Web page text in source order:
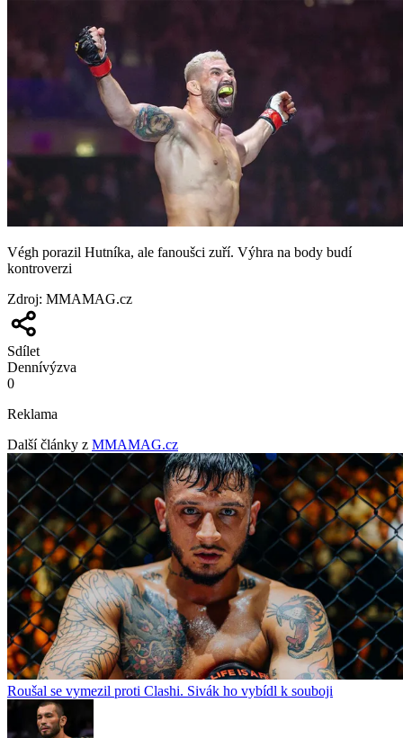
Végh porazil Hutníka, ale fanoušci zuří. Výhra na body budí
kontroverzi
Zdroj: MMAMAG.cz
Sdílet
Dennívýzva
0
Reklama
Další články z MMAMAG.cz
Roušal se vymezil proti Clashi. Sivák ho vybídl k souboji